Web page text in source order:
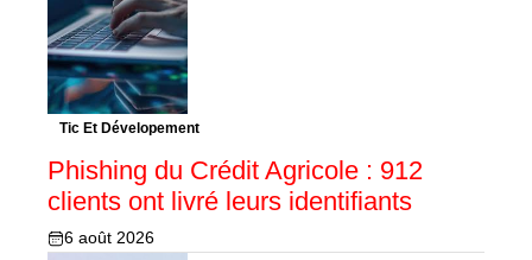
Tic Et Dévelopement
Phishing du Crédit Agricole : 912
clients ont livré leurs identifiants
6 août 2026